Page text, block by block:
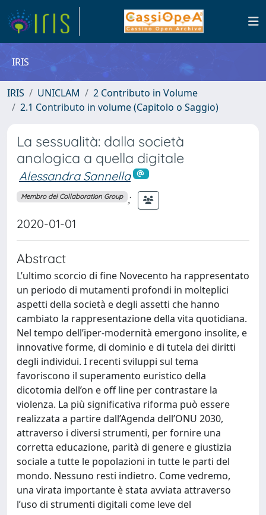
IRIS
IRIS UNICLAM
2 Contributo in Volume
2.1 Contributo in volume (Capitolo o Saggio)
La sessualità: dalla società
analogica a quella digitale
Alessandra Sannella
Membro del Collaboration Group ;
2020-01-01
Abstract
L’ultimo scorcio di fine Novecento ha rappresentato
un periodo di mutamenti profondi in molteplici
aspetti della società e degli assetti che hanno
cambiato la rappresentazione della vita quotidiana.
Nel tempo dell’iper-modernità emergono insolite, e
innovative forme, di dominio e di tutela dei diritti
degli individui. I recenti sviluppi sul tema
favoriscono il superamento euristico della
dicotomia dell’on e off line per contrastare la
violenza. La più significativa riforma può essere
realizzata a partire dall’Agenda dell’ONU 2030,
attraverso i diversi strumenti, per fornire una
corretta educazione, parità di genere e giustizia
sociale a tutte le popolazioni in tutte le parti del
mondo. Nessuno resti indietro. Come vedremo,
una virata importante è stata avviata attraverso
l’uso di strumenti digitali come leve del